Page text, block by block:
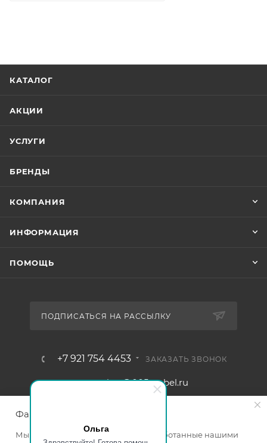
Ольга
КАТАЛОГ
АКЦИИ
УСЛУГИ
БРЕНДЫ
КОМПАНИЯ
ИНФОРМАЦИЯ
ПОМОЩЬ
ПОДПИСАТЬСЯ НА РАССЫЛКУ
+7 921 754 4453 ЗАКАЗАТЬ ЗВОНОК
zakaz@005mebel.ru
Файлы cookie
Мы используем файлы cookie, разработанные нашими